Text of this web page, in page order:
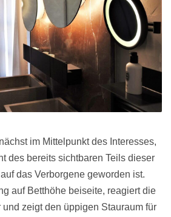
im Mittelpunkt des Interesses,
des bereits sichtbaren Teils dieser
das Verborgene geworden ist.
auf Betthöhe beiseite, reagiert die
zeigt den üppigen Stauraum für